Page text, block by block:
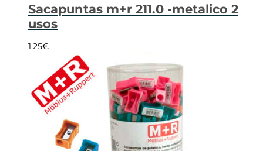
Sacapuntas m+r 211.0 -metalico 2
usos
1,25€